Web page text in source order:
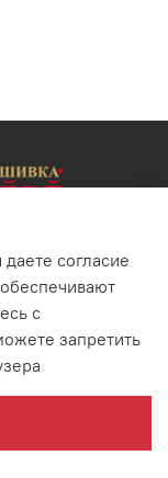
68-52-46
23
согласие
с
запретить